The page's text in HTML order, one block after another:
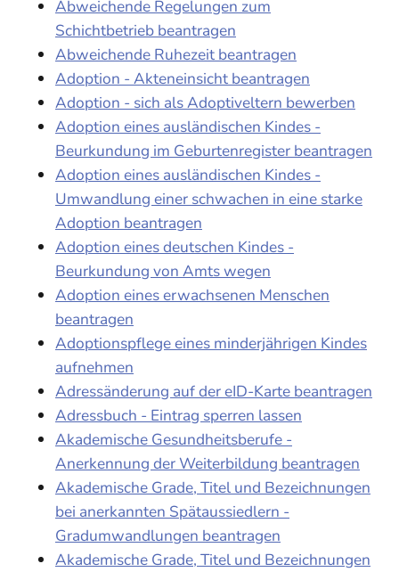
Abweichende Regelungen zum
Schichtbetrieb beantragen
Abweichende Ruhezeit beantragen
Adoption - Akteneinsicht beantragen
Adoption - sich als Adoptiveltern bewerben
Adoption eines ausländischen Kindes -
Beurkundung im Geburtenregister beantragen
Adoption eines ausländischen Kindes -
Umwandlung einer schwachen in eine starke
Adoption beantragen
Adoption eines deutschen Kindes -
Beurkundung von Amts wegen
Adoption eines erwachsenen Menschen
beantragen
Adoptionspflege eines minderjährigen Kindes
aufnehmen
Adressänderung auf der eID-Karte beantragen
Adressbuch - Eintrag sperren lassen
Akademische Gesundheitsberufe -
Anerkennung der Weiterbildung beantragen
Akademische Grade, Titel und Bezeichnungen
bei anerkannten Spätaussiedlern -
Gradumwandlungen beantragen
Akademische Grade, Titel und Bezeichnungen